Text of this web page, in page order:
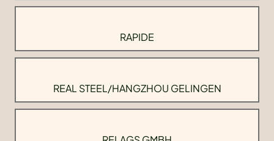
RAPIDE
REAL STEEL/HANGZHOU GELINGEN